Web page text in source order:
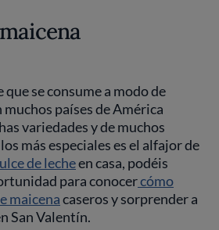
que se consume a modo de
países de América
variedades y de muchos
más especiales es el alfajor de
de lecheen casa, podéis
para conocercómo
maicenacaseros y sorprender a
San Valentín.